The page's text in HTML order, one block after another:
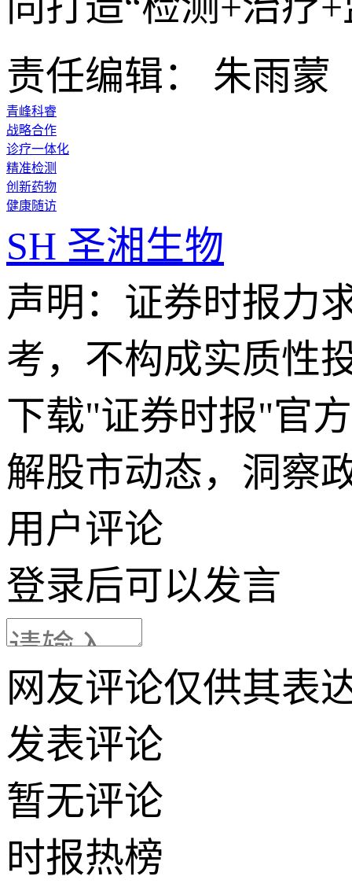
责任编辑： 朱雨蒙
青峰科睿
战略合作
诊疗一体化
精准检测
创新药物
健康随访
SH 圣湘生物
声明：证券时报力
考，不构成实质性
下载"证券时报"官
解股市动态，洞察
用户评论
登录后可以发言
网友评论仅供其表
发表评论
暂无评论
时报热榜